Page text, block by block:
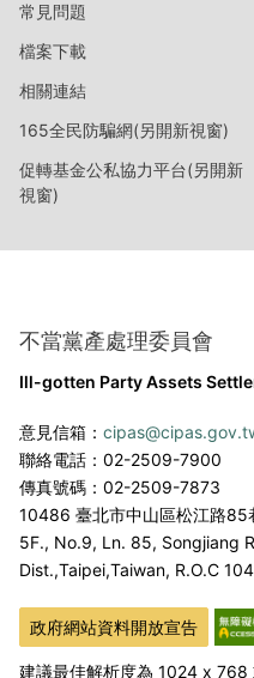
常見問題
檔案下載
相關連結
165全民防騙網(另開新視窗)
促轉基金公私協力平台(另開新
視窗)
不當黨產處理委員會
Ill-gotten Party Assets
意見信箱：
聯絡電話：02-2509-7900
傳真號碼：02-2509-7873
10486 臺北市中山區松江路85
5F., No.9, Ln. 85, Songjiang
Dist.,Taipei,Taiwan, R.O.C
政府網站資料開放宣告
建議最佳解析度為 1024 x 768